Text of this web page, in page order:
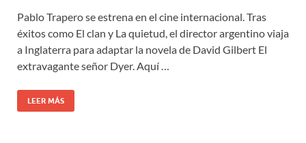
Pablo Trapero se estrena en el cine internacional. Tras
éxitos como El clan y La quietud, el director argentino viaja
a Inglaterra para adaptar la novela de David Gilbert El
extravagante señor Dyer. Aquí …
LEER MÁS